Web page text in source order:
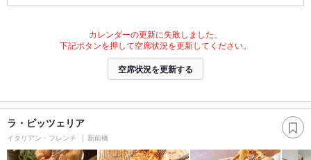
カレンダーの更新に失敗しました。
下記ボタンを押して空席状況を更新してください。
空席状況を更新する
ラ・ピッツェリア
イタリアン・フレンチ 新前橋